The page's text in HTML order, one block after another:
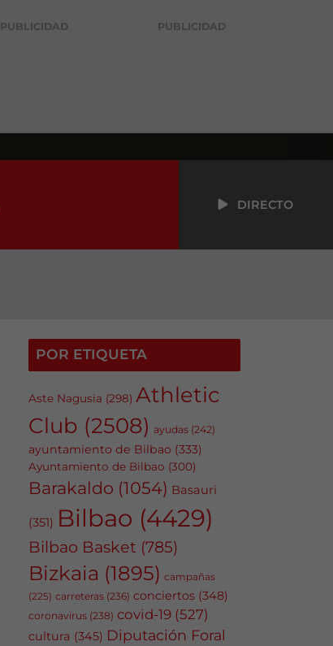
PUBLICIDAD PUBLICIDAD
DIRECTO
POR ETIQUETA
Aste Nagusia (298) Athletic
Club (2508) ayudas (242)
ayuntamiento de Bilbao (333)
Ayuntamiento de Bilbao (300)
Barakaldo (1054) Basauri
(351) Bilbao (4429)
Bilbao Basket (785)
Bizkaia (1895) campañas
(225) carreteras (236) conciertos (348)
coronavirus (238) covid-19 (527)
cultura (345) Diputación Foral